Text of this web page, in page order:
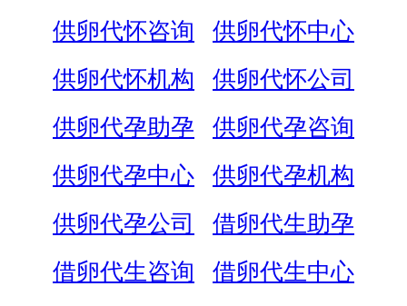
供卵代怀咨询
供卵代怀中心
供卵代怀机构
供卵代怀公司
供卵代孕助孕
供卵代孕咨询
供卵代孕中心
供卵代孕机构
供卵代孕公司
借卵代生助孕
借卵代生咨询
借卵代生中心